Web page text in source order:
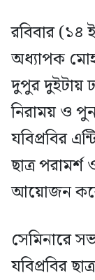
রবিবার (১৪
অধ্যাপক
দুপুর দুইটায়
নিরাময় ও
যবিপ্রবির
ছাত্র পরামর্শ
আয়োজন
সেমিনারে
যবিপ্রবির